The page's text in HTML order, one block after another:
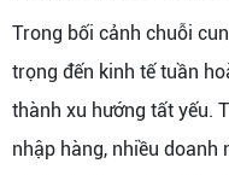
Trong bối cảnh chuỗi
trọng đến kinh tế tuần
thành xu hướng tất yếu.
nhập hàng, nhiều doanh